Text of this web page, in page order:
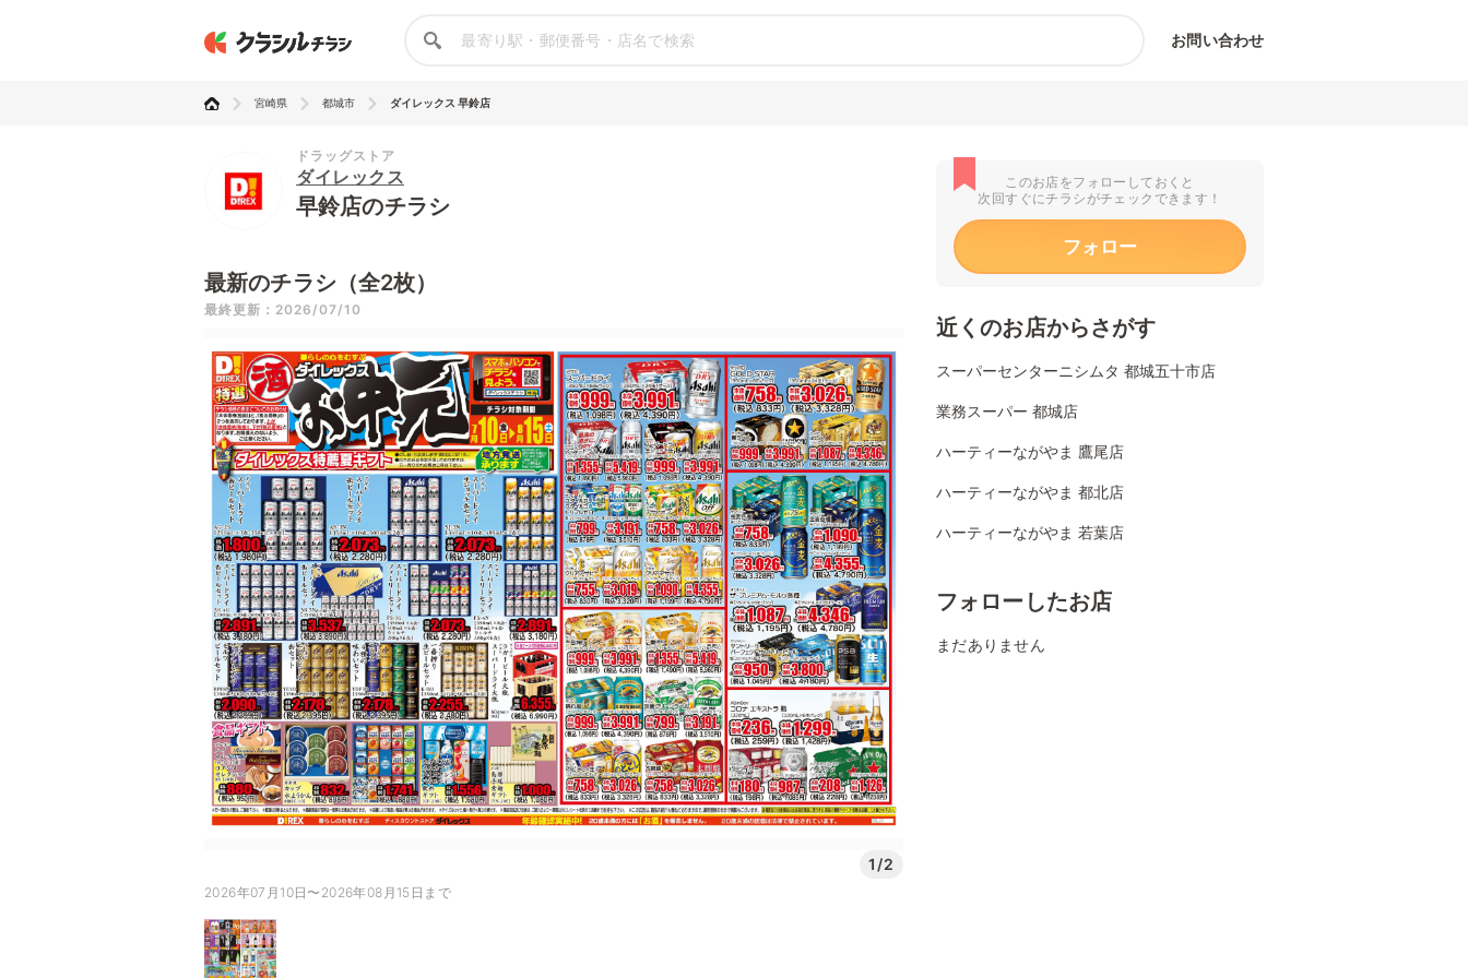
お問い合わせ
宮崎県 都城市 ダイレックス 早鈴店
ドラッグストア
ダイレックス
早鈴店のチラシ
最新のチラシ（全2枚）
最終更新：2026/07/10
1/2
2026年07月10日〜2026年08月15日まで
このお店をフォローしておくと
次回すぐにチラシがチェックできます！
フォロー
近くのお店からさがす
スーパーセンターニシムタ 都城五十市店
業務スーパー 都城店
ハーティーながやま 鷹尾店
ハーティーながやま 都北店
ハーティーながやま 若葉店
フォローしたお店
まだありません